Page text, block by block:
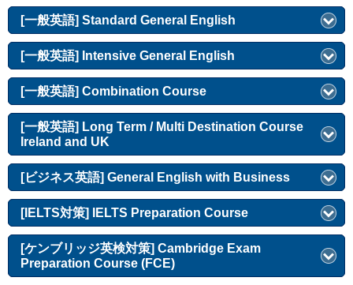
[一般英語] Standard General English
[一般英語] Intensive General English
[一般英語] Combination Course
[一般英語] Long Term / Multi Destination Course
Ireland and UK
[ビジネス英語] General English with Business
[IELTS対策] IELTS Preparation Course
[ケンブリッジ英検対策] Cambridge Exam
Preparation Course (FCE)